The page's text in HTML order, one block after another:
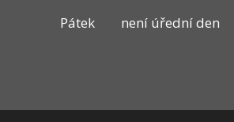
Pátek
není úřední den